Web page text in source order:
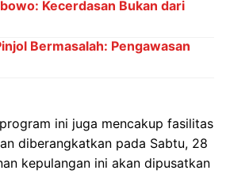
Kecerdasan Bukan dari
Bermasalah: Pengawasan
ini juga mencakup fasilitas
diberangkatkan pada Sabtu, 28
kepulangan ini akan dipusatkan